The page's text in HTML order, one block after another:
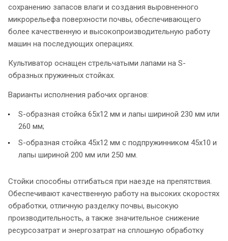
сохранению запасов влаги и создания выровненного
микрорельефа поверхности почвы, обеспечивающего
более качественную и высокопроизводительную работу
машин на последующих операциях.
Культиватор оснащен стрельчатыми лапами на S-
образных пружинных стойках.
Варианты исполнения рабочих органов:
S-образная стойка 65х12 мм и лапы шириной 230 мм или
260 мм;
S-образная стойка 45х12 мм с подпружинником 45х10 и
лапы шириной 200 мм или 250 мм.
Стойки способны отгибаться при наезде на препятствия.
Обеспечивают качественную работу на высоких скоростях
обработки, отличную разделку почвы, высокую
производительность, а также значительное снижение
ресурсозатрат и энергозатрат на сплошную обработку